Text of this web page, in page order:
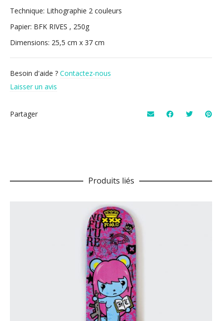
Technique: Lithographie 2 couleurs
Papier: BFK RIVES , 250g
Dimensions: 25,5 cm x 37 cm
Besoin d'aide ? Contactez-nous
Laisser un avis
Partager
Produits liés